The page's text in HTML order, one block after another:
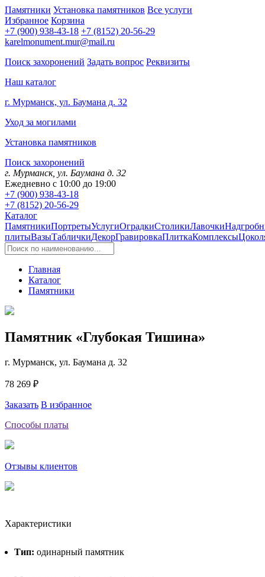
Памятники Установка памятников Все услуги
Избранное Корзина
+7 (900) 938-43-18 +7 (8152) 20-56-29
karelmonument.mur@mail.ru
Поиск захоронений Задать вопрос Реквизиты
Наш каталог
г. Мурманск, ул. Баумана д. 32
Уход за могилами
Установка памятников
Поиск захоронений
г. Мурманск, ул. Баумана д. 32
Ежедневно с 10:00 до 19:00
+7 (900) 938-43-18
+7 (8152) 20-56-29
Каталог
ПамятникиПортретыУслугиОградкиСтоликиЛавочки
плитыВазыТабличкиДекорГравировкаПлиткаКомплексы
Главная
Каталог
Памятники
Памятник «Глубокая Тишина»
г. Мурманск, ул. Баумана д. 32
78 269 ₽
Заказать В избранное
Способы платы
Отзывы клиентов
Характеристики
Тип: одинарный памятник